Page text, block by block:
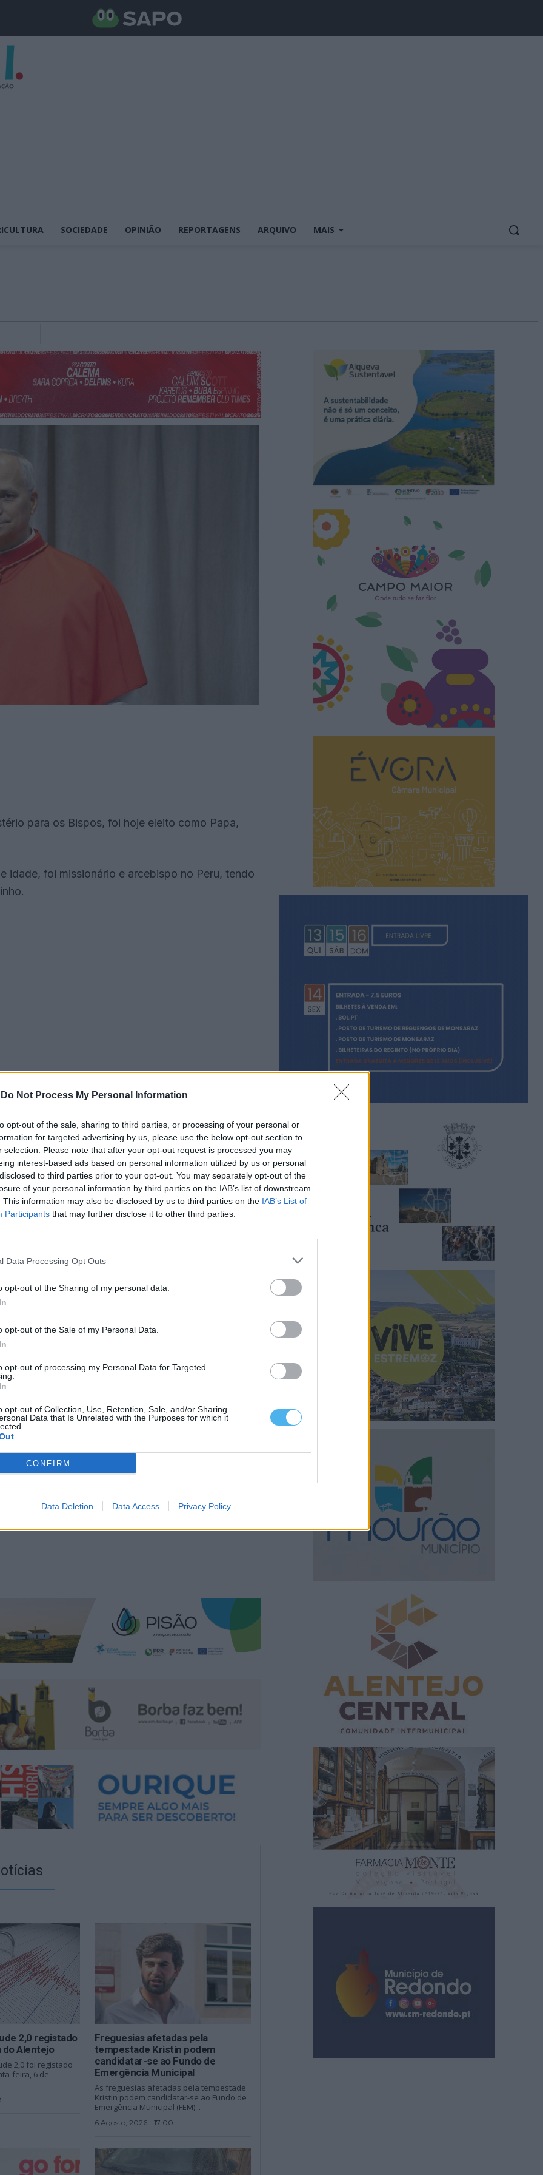
Do Not Process My Personal Information
opt-out of the sale, sharing to third parties, or processing of your personal or
for targeted advertising by us, please use the below opt-out section to
selection. Please note that after your opt-out request is processed you may
interest-based ads based on personal information utilized by us or personal
to third parties prior to your opt-out. You may separately opt-out of the
of your personal information by third parties on the IAB’s list of downstream
This information may also be disclosed by us to third parties on the IAB’s List of
Participants that may further disclose it to other third parties.
Data Processing Opt Outs
opt-out of the Sharing of my personal data.
opt-out of the Sale of my Personal Data.
opt-out of processing my Personal Data for Targeted
opt-out of Collection, Use, Retention, Sale, and/or Sharing
Data that Is Unrelated with the Purposes for which it
CONFIRM
Data Deletion Data Access Privacy Policy
SOCIEDADE OPINIÃO REPORTAGENS ARQUIVO MAIS
para os Bispos, foi hoje eleito como Papa,
idade, foi missionário e arcebispo no Peru, tendo
entre 731 e 741, tinha sido o último Papa não-
de 2013.
pontífices nascidos no Médio Oriente (8), até ao
do atual território italiano (109 de Roma), 16 da
sírios e cinco da Alemanha, o último dos quais
quando o território dessas dioceses integrava
e Jerusalém, incluindo São Pedro.
dois de Espanha e mais dois de origem
ainda representantes da Holanda, Inglaterra,
XXI, falecido em 1277; algumas fontes
natural do atual território português.
2,0 registado
do Alentejo
2,0 foi registado
feira, 6 de
Freguesias afetadas pela
tempestade Kristin podem
candidatar-se ao Fundo de
Emergência Municipal
As freguesias afetadas pela tempestade
Kristin podem candidatar-se ao Fundo de
Emergência Municipal (FEM)...
6 Agosto, 2026 - 17:00